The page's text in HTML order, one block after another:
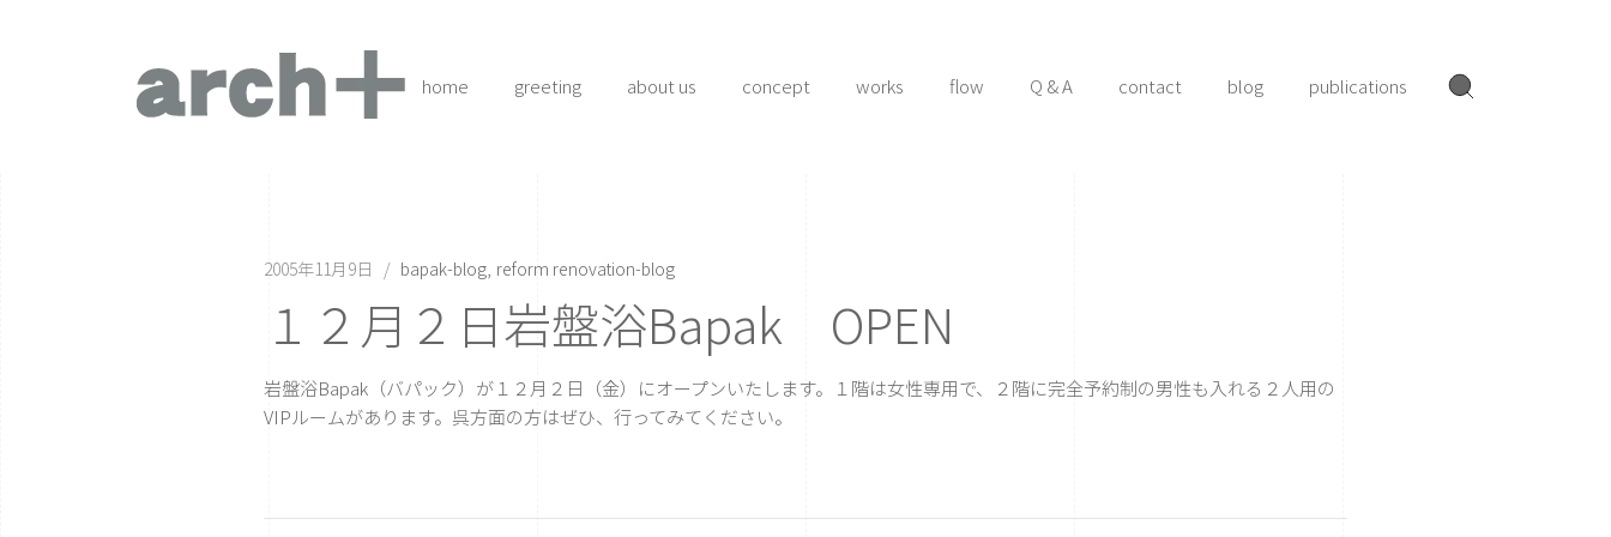
home greeting about us concept works flow Q & A contact blog publications
2005年11月9日 bapak-blog reform renovation-blog
１２月２日岩盤浴Bapak OPEN
岩盤浴Bapak （バパック）が１２月２日（金）にオープンいたします。１階は女性専用で、２階に完全予約制の男性も入れる２人用の
VIPルームがあります。呉方面の方はぜひ、行ってみてください。